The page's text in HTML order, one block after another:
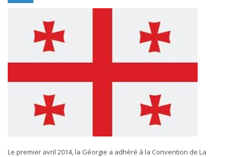
Le premier avril 2014, la Géorgie a adhéré à la Convention de La